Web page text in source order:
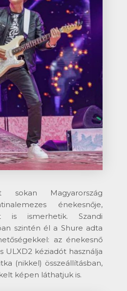
sokan Magyarország
énekesnője,
is ismerhetik. Szandi
szintén él a Shure adta
az énekesnő
ULXD2 kéziadót használja
(nikkel) összeállításban,
képen láthatjuk is.